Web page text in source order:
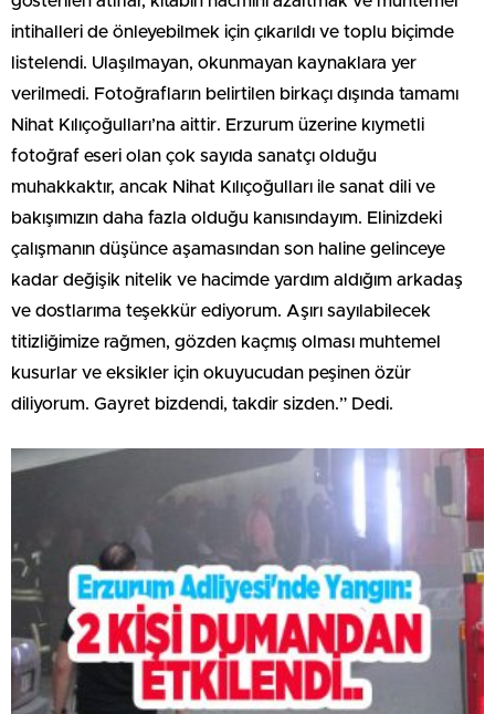
intihalleri de önleyebilmek için çıkarıldı ve toplu biçimde
listelendi. Ulaşılmayan, okunmayan kaynaklara yer
verilmedi. Fotoğrafların belirtilen birkaçı dışında tamamı
Nihat Kılıçoğulları’na aittir. Erzurum üzerine kıymetli
fotoğraf eseri olan çok sayıda sanatçı olduğu
muhakkaktır, ancak Nihat Kılıçoğulları ile sanat dili ve
bakışımızın daha fazla olduğu kanısındayım. Elinizdeki
çalışmanın düşünce aşamasından son haline gelinceye
kadar değişik nitelik ve hacimde yardım aldığım arkadaş
ve dostlarıma teşekkür ediyorum. Aşırı sayılabilecek
titizliğimize rağmen, gözden kaçmış olması muhtemel
kusurlar ve eksikler için okuyucudan peşinen özür
diliyorum. Gayret bizdendi, takdir sizden.” Dedi.